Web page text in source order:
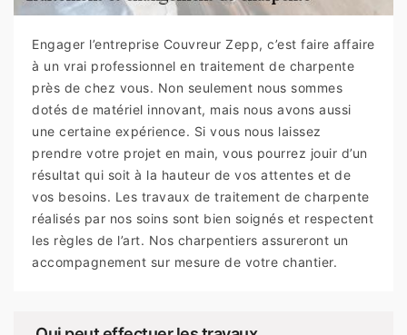
Engager l’entreprise Couvreur Zepp, c’est faire affaire
à un vrai professionnel en traitement de charpente
près de chez vous. Non seulement nous sommes
dotés de matériel innovant, mais nous avons aussi
une certaine expérience. Si vous nous laissez
prendre votre projet en main, vous pourrez jouir d’un
résultat qui soit à la hauteur de vos attentes et de
vos besoins. Les travaux de traitement de charpente
réalisés par nos soins sont bien soignés et respectent
les règles de l’art. Nos charpentiers assureront un
accompagnement sur mesure de votre chantier.